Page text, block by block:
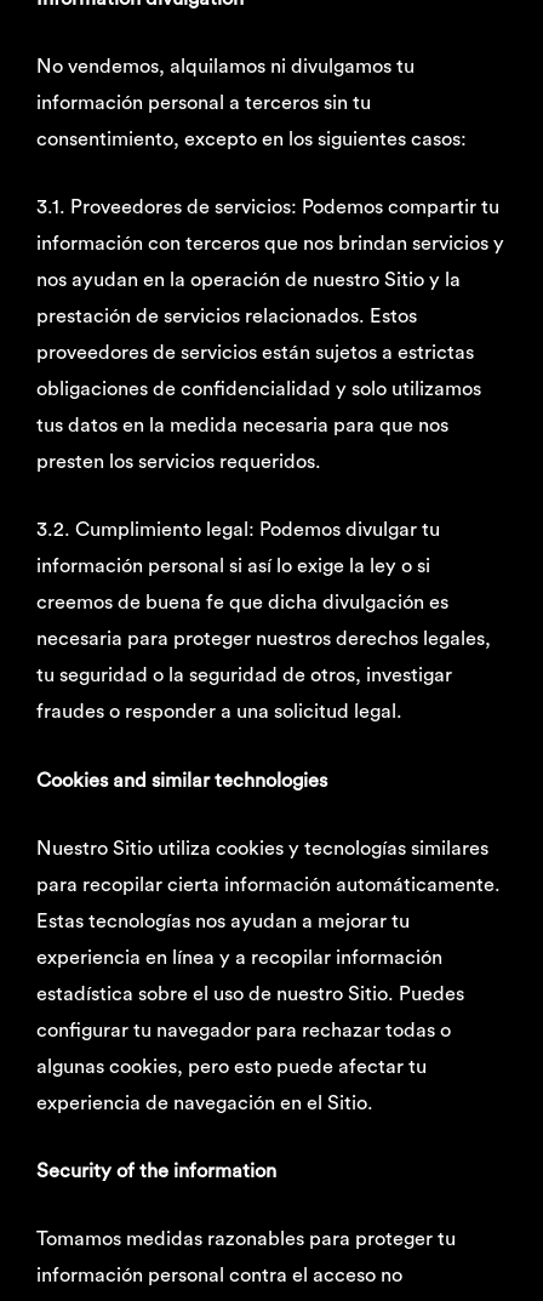
No vendemos, alquilamos ni divulgamos tu
información personal a terceros sin tu
consentimiento, excepto en los siguientes casos:
3.1. Proveedores de servicios: Podemos compartir tu
información con terceros que nos brindan servicios y
nos ayudan en la operación de nuestro Sitio y la
prestación de servicios relacionados. Estos
proveedores de servicios están sujetos a estrictas
obligaciones de confidencialidad y solo utilizamos
tus datos en la medida necesaria para que nos
presten los servicios requeridos.
3.2. Cumplimiento legal: Podemos divulgar tu
información personal si así lo exige la ley o si
creemos de buena fe que dicha divulgación es
necesaria para proteger nuestros derechos legales,
tu seguridad o la seguridad de otros, investigar
fraudes o responder a una solicitud legal.
Cookies and similar technologies
Nuestro Sitio utiliza cookies y tecnologías similares
para recopilar cierta información automáticamente.
Estas tecnologías nos ayudan a mejorar tu
experiencia en línea y a recopilar información
estadística sobre el uso de nuestro Sitio. Puedes
configurar tu navegador para rechazar todas o
algunas cookies, pero esto puede afectar tu
experiencia de navegación en el Sitio.
Security of the information
Tomamos medidas razonables para proteger tu
información personal contra el acceso no